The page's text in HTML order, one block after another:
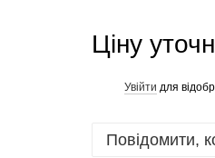
Ціну
Увійти для
Повідомити,